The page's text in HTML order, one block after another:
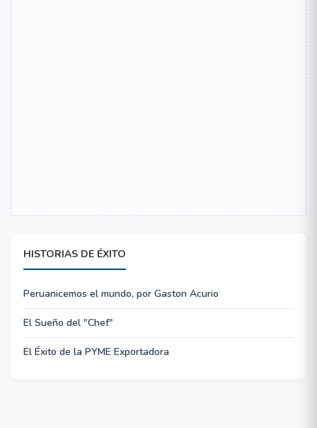
HISTORIAS DE ÉXITO
Peruanicemos el mundo, por Gaston Acurio
El Sueño del "Chef"
El Éxito de la PYME Exportadora